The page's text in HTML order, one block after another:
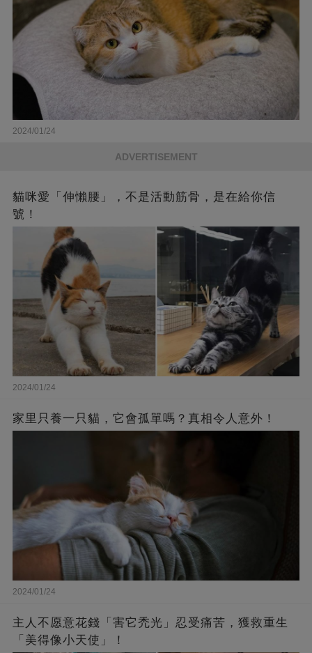
2024/01/24
ADVERTISEMENT
貓咪愛「伸懶腰」，不是活動筋骨，是在給你信
號！
2024/01/24
家里只養一只貓，它會孤單嗎？真相令人意外！
2024/01/24
主人不愿意花錢「害它禿光」忍受痛苦，獲救重生
「美得像小天使」！